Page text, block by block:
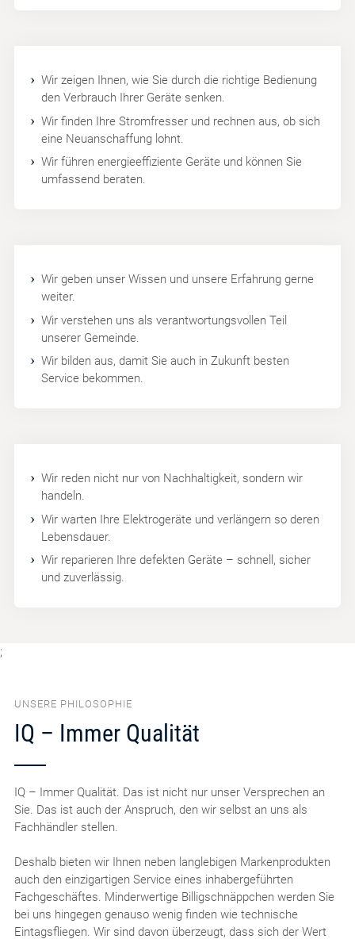
Wir zeigen Ihnen, wie Sie durch die richtige Bedienung
den Verbrauch Ihrer Geräte senken.
Wir finden Ihre Stromfresser und rechnen aus, ob sich
eine Neuanschaffung lohnt.
Wir führen energieeffiziente Geräte und können Sie
umfassend beraten.
Wir geben unser Wissen und unsere Erfahrung gerne
weiter.
Wir verstehen uns als verantwortungsvollen Teil
unserer Gemeinde.
Wir bilden aus, damit Sie auch in Zukunft besten
Service bekommen.
Wir reden nicht nur von Nachhaltigkeit, sondern wir
handeln.
Wir warten Ihre Elektrogeräte und verlängern so deren
Lebensdauer.
Wir reparieren Ihre defekten Geräte – schnell, sicher
und zuverlässig.
;
UNSERE PHILOSOPHIE
IQ – Immer Qualität
IQ – Immer Qualität. Das ist nicht nur unser Versprechen an
Sie. Das ist auch der Anspruch, den wir selbst an uns als
Fachhändler stellen.
Deshalb bieten wir Ihnen neben langlebigen Markenprodukten
auch den einzigartigen Service eines inhabergeführten
Fachgeschäftes. Minderwertige Billigschnäppchen werden Sie
bei uns hingegen genauso wenig finden wie technische
Eintagsfliegen. Wir sind davon überzeugt, dass sich der Wert